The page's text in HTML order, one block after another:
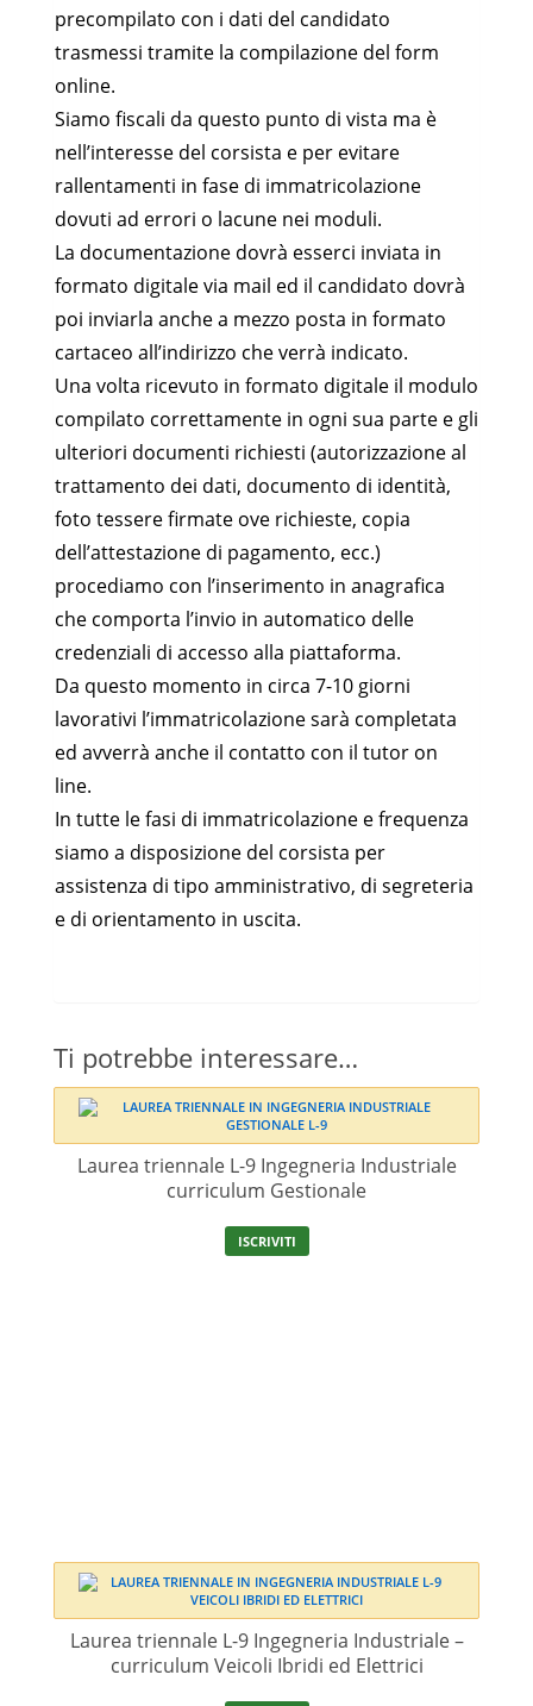
precompilato con i dati del candidato
trasmessi tramite la compilazione del form
online.
Siamo fiscali da questo punto di vista ma è
nell’interesse del corsista e per evitare
rallentamenti in fase di immatricolazione
dovuti ad errori o lacune nei moduli.
La documentazione dovrà esserci inviata in
formato digitale via mail ed il candidato dovrà
poi inviarla anche a mezzo posta in formato
cartaceo all’indirizzo che verrà indicato.
Una volta ricevuto in formato digitale il modulo
compilato correttamente in ogni sua parte e gli
ulteriori documenti richiesti (autorizzazione al
trattamento dei dati, documento di identità,
foto tessere firmate ove richieste, copia
dell’attestazione di pagamento, ecc.)
procediamo con l’inserimento in anagrafica
che comporta l’invio in automatico delle
credenziali di accesso alla piattaforma.
Da questo momento in circa 7-10 giorni
lavorativi l’immatricolazione sarà completata
ed avverrà anche il contatto con il tutor on
line.
In tutte le fasi di immatricolazione e frequenza
siamo a disposizione del corsista per
assistenza di tipo amministrativo, di segreteria
e di orientamento in uscita.
Ti potrebbe interessare…
Laurea triennale L-9 Ingegneria Industriale
curriculum Gestionale
ISCRIVITI
Laurea triennale L-9 Ingegneria Industriale –
curriculum Veicoli Ibridi ed Elettrici